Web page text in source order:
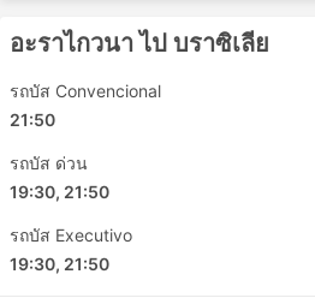
Barra do Corda
Samatur จุดหมายยอดนิยม
เส้นทางที่ได้รับความนิยมมากที่สุด:
Uruacu - บราซิเลีย
บราซิเลีย - มารันเยา
อะราไกวนา ไป บราซิเลีย
รถบัส Convencional
21:50
รถบัส ด่วน
19:30, 21:50
รถบัส Executivo
19:30, 21:50